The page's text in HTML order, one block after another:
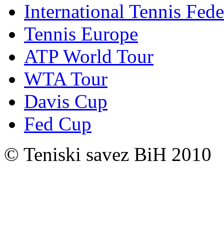
International Tennis
Tennis Europe
ATP World Tour
WTA Tour
Davis Cup
Fed Cup
© Teniski savez BiH 2010